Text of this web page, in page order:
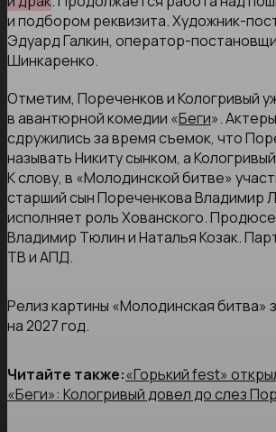
и подбором реквизита. Художник-
Эдуард Галкин, оператор-
Шинкаренко.
Отметим, Пореченков и Кологривый
в авантюрной комедии «Беги».
сдружились за время съемок, что
называть Никиту сынком, а
К слову, в «Молодинской битве»
старший сын Пореченкова Владимир
исполняет роль Хованского.
Владимир Тюлин и Наталья Козак.
ТВ и АПД.
Релиз картины «Молодинская битва»
на 2027 год.
Читайте также:«Горький fest»
«Беги»: Кологривый довел до слез